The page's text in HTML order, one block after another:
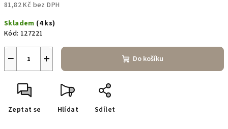
81,82 Kč bez DPH
cena:
Skladem (4 ks)
Kód: 127221
+
− Do košíku
Zeptat se Hlídat Sdílet